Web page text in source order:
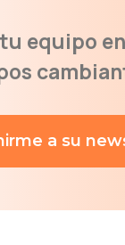
equipo
a su